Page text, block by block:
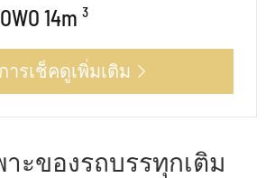
14m ³
การเช็คดูเพิ่มเติม 
ะของรถบรรทุกเติม